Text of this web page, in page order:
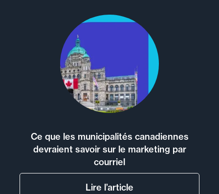
Ce que les municipalités canadiennes
devraient savoir sur le marketing par
courriel
Lire l’article